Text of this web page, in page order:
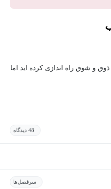
و شوق راه اندازی کرده اید اما
48 دیدگاه
سرفصل‌ها